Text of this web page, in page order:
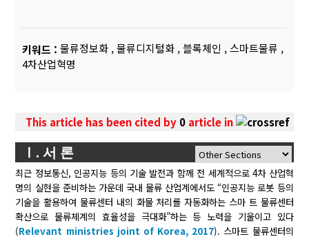
키워드 :물류정보화 ,물류디지털화 ,블록체인 ,스마트물류 ,
4차산업혁명
This article has been cited by 0 article in
Ⅰ. 서 론
최근 정보통신, 인공지능 등의 기술 발전과 함께 전 세계적으로 4차 산업혁
명의 실현을 준비하는 가운데 국내 물류 산업계에서도 “인공지능 로봇 등의
기술을 활용하여 물류센터 내의 화물 처리를 자동화하는 스마 트 물류센터
확산으로 물류체계의 효율성을 극대화”하는 등 노력을 기울이고 있다
(Relevant ministries joint of Korea, 2017). 스마트 물류센터의